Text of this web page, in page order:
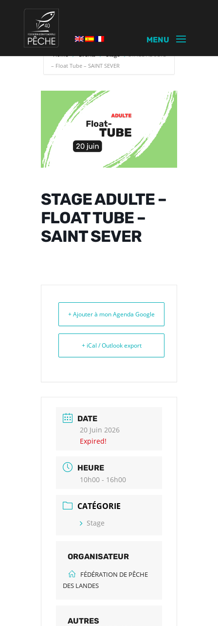
Home Events Stage
STAGE ADULTE
– Float Tube – SAINT SEVER
STAGE ADULTE –
FLOAT TUBE –
SAINT SEVER
+ Ajouter à mon Agenda Google
+ iCal / Outlook export
DATE
20 Juin 2026
Expired!
HEURE
10h00 - 16h00
CATÉGORIE
Stage
ORGANISATEUR
FÉDÉRATION DE PÊCHE
DES LANDES
AUTRES